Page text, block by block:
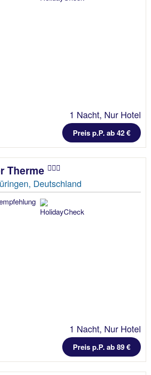
1 Nacht, Nur Hotel
Preis p.P. ab 42 €
Therme
Deutschland
1 Nacht, Nur Hotel
Preis p.P. ab 89 €